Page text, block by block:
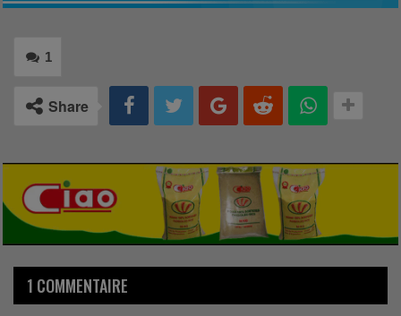
1
Share
1 COMMENTAIRE